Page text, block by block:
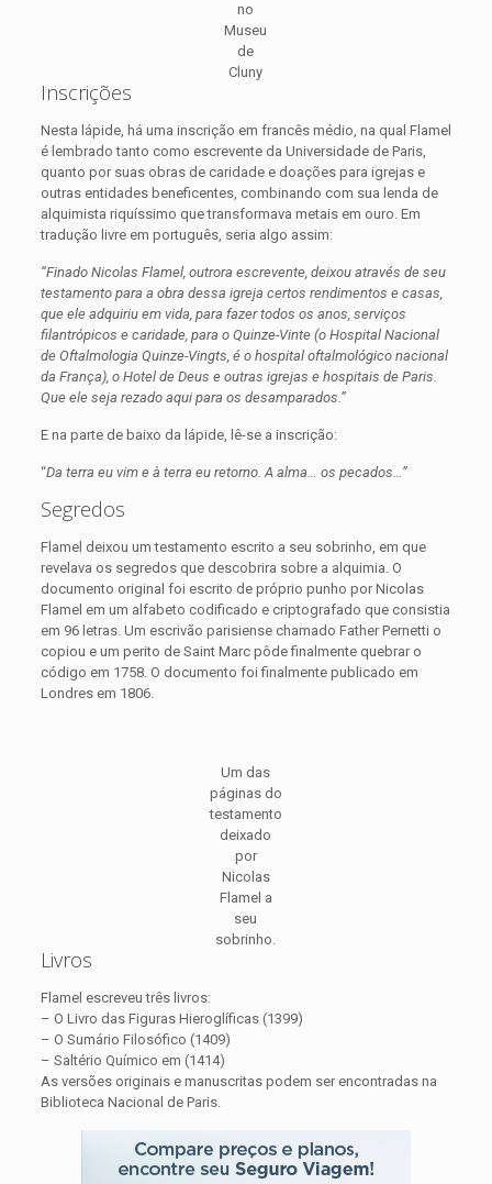
no
Museu
de
Cluny
Inscrições
Nesta lápide, há uma inscrição em francês médio, na qual Flamel
é lembrado tanto como escrevente da Universidade de Paris,
quanto por suas obras de caridade e doações para igrejas e
outras entidades beneficentes, combinando com sua lenda de
alquimista riquíssimo que transformava metais em ouro. Em
tradução livre em português, seria algo assim:
“Finado Nicolas Flamel, outrora escrevente, deixou através de seu
testamento para a obra dessa igreja certos rendimentos e casas,
que ele adquiriu em vida, para fazer todos os anos, serviços
filantrópicos e caridade, para o Quinze-Vinte (o Hospital Nacional
de Oftalmologia Quinze-Vingts, é o hospital oftalmológico nacional
da França), o Hotel de Deus e outras igrejas e hospitais de Paris.
Que ele seja rezado aqui para os desamparados.”
E na parte de baixo da lápide, lê-se a inscrição:
“Da terra eu vim e à terra eu retorno. A alma… os pecados…”
Segredos
Flamel deixou um testamento escrito a seu sobrinho, em que
revelava os segredos que descobrira sobre a alquimia. O
documento original foi escrito de próprio punho por Nicolas
Flamel em um alfabeto codificado e criptografado que consistia
em 96 letras. Um escrivão parisiense chamado Father Pernetti o
copiou e um perito de Saint Marc pôde finalmente quebrar o
código em 1758. O documento foi finalmente publicado em
Londres em 1806.
Um das
páginas do
testamento
deixado
por
Nicolas
Flamel a
seu
sobrinho.
Livros
Flamel escreveu três livros:
– O Livro das Figuras Hieroglíficas (1399)
– O Sumário Filosófico (1409)
– Saltério Químico em (1414)
As versões originais e manuscritas podem ser encontradas na
Biblioteca Nacional de Paris.